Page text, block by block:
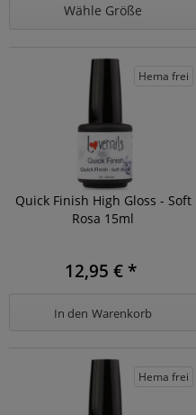
Wähle Größe
Hema frei
Quick Finish High Gloss - Soft
Rosa 15ml
12,95 € *
In den Warenkorb
Hema frei